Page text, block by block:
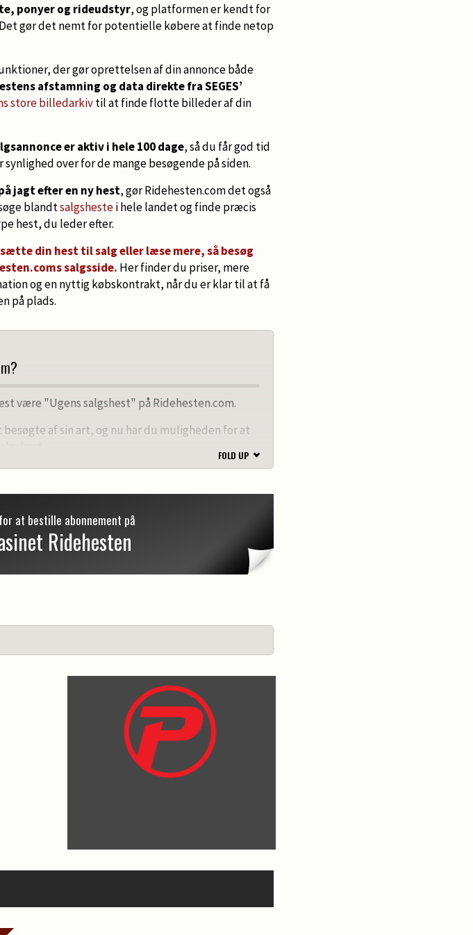
ponyer og rideudstyr, og platformen er kendt for
gør det nemt for potentielle købere at finde netop
der gør oprettelsen af din annonce både
afstamning og data direkte fra SEGES’
store billedarkivtil at finde flotte billeder af din
er aktiv i hele 100 dage, så du får god tid
synlighed over for de mange besøgende på siden.
jagt efter en ny hest, gør Ridehesten.com det også
blandtsalgshestei hele landet og finde præcis
hest, du leder efter.
din hest til salg eller læse mere, så besøg
salgsside. Her finder du priser, mere
og en nyttig købskontrakt, når du er klar til at få
på plads.
være "Ugens salgshest" på Ridehesten.com.
af sin art, og nu har du muligheden for at
artikel om din salgshest.
en artikel på 3-400 ord om din salgshest. Du har
til artiklen.
topnyhed på ridehesten.com i minimum 2
FOLD UP
at bestille abonnement på
Ridehesten